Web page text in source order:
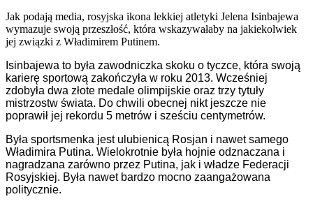
Jak podają media, rosyjska ikona lekkiej atletyki Jelena Isinbajewa
wymazuje swoją przeszłość, która wskazywałaby na jakiekolwiek
jej związki z Władimirem Putinem.
Isinbajewa to była zawodniczka skoku o tyczce, która swoją
karierę sportową zakończyła w roku 2013. Wcześniej
zdobyła dwa złote medale olimpijskie oraz trzy tytuły
mistrzostw świata. Do chwili obecnej nikt jeszcze nie
poprawił jej rekordu 5 metrów i sześciu centymetrów.
Była sportsmenka jest ulubienicą Rosjan i nawet samego
Władimira Putina. Wielokrotnie była hojnie odznaczana i
nagradzana zarówno przez Putina, jak i władze Federacji
Rosyjskiej. Była nawet bardzo mocno zaangażowana
politycznie.